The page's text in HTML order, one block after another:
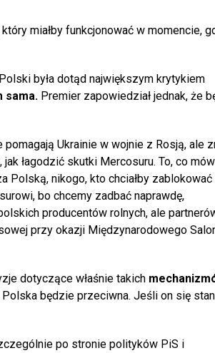
który miałby funkcjonować w momencie,
była dotąd największym krytykiem
sama. Premier zapowiedział jednak, że
Ukrainie w wojnie z Rosją, ale
łagodzić skutki Mercosuru. To, co
Polską, nikogo, kto chciałby zablokować
bo chcemy zadbać naprawdę,
producentów rolnych, ale
przy okazji Międzynarodowego
dotyczące właśnie takich
będzie przeciwna. Jeśli on się
po stronie polityków PiS i